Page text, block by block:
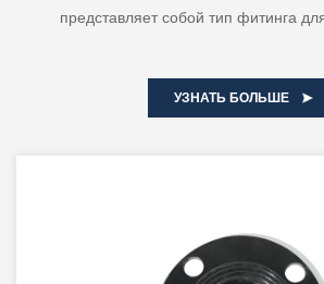
представляет собой тип фитинга
УЗНАТЬ БОЛЬШЕ